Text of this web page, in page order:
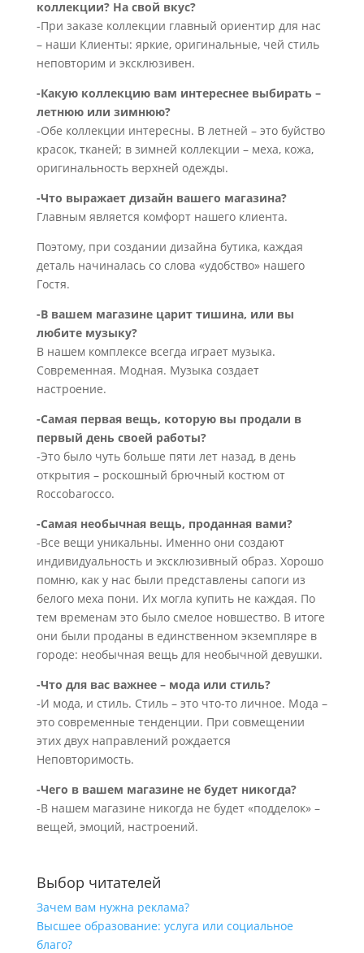
коллекции? На свой вкус?
-При заказе коллекции главный ориентир для нас
– наши Клиенты: яркие, оригинальные, чей стиль
неповторим и эксклюзивен.
-Какую коллекцию вам интереснее выбирать –
летнюю или зимнюю?
-Обе коллекции интересны. В летней – это буйство
красок, тканей; в зимней коллекции – меха, кожа,
оригинальность верхней одежды.
-Что выражает дизайн вашего магазина?
Главным является комфорт нашего клиента.
Поэтому, при создании дизайна бутика, каждая
деталь начиналась со слова «удобство» нашего
Гостя.
-В вашем магазине царит тишина, или вы
любите музыку?
В нашем комплексе всегда играет музыка.
Современная. Модная. Музыка создает
настроение.
-Самая первая вещь, которую вы продали в
первый день своей работы?
-Это было чуть больше пяти лет назад, в день
открытия – роскошный брючный костюм от
Roccobarocco.
-Самая необычная вещь, проданная вами?
-Все вещи уникальны. Именно они создают
индивидуальность и эксклюзивный образ. Хорошо
помню, как у нас были представлены сапоги из
белого меха пони. Их могла купить не каждая. По
тем временам это было смелое новшество. В итоге
они были проданы в единственном экземпляре в
городе: необычная вещь для необычной девушки.
-Что для вас важнее – мода или стиль?
-И мода, и стиль. Стиль – это что-то личное. Мода –
это современные тенденции. При совмещении
этих двух направлений рождается
Неповторимость.
-Чего в вашем магазине не будет никогда?
-В нашем магазине никогда не будет «подделок» –
вещей, эмоций, настроений.
Выбор читателей
Зачем вам нужна реклама?
Высшее образование: услуга или социальное
благо?